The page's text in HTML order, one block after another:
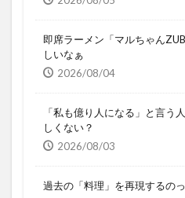
即席ラーメン「マルちゃん
しいなぁ
2026/08/04
「私も億り人になる」と言う
しくない？
2026/08/03
過去の「料理」を再現するの